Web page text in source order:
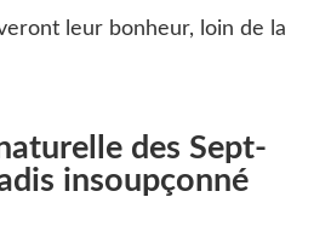
leur bonheur, loin de la
des Sept-
insoupçonné